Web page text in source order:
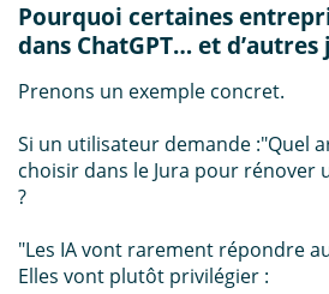
Pourquoi certaines
dans ChatGPT… et d’autres
Prenons un exemple concret.
Si un utilisateur demande :"Quel
choisir dans le Jura pour rénover
?
"Les IA vont rarement répondre
Elles vont plutôt privilégier :